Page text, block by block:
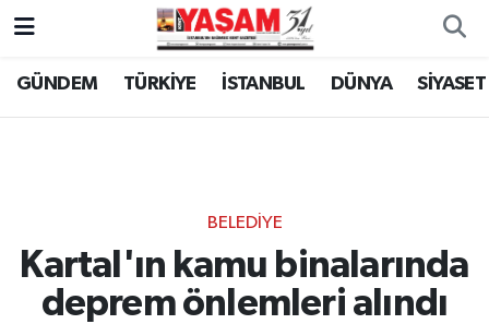
GÜNDEM TÜRKİYE İSTANBUL DÜNYA SİYASET
BELEDİYE
Kartal'ın kamu binalarında
deprem önlemleri alındı